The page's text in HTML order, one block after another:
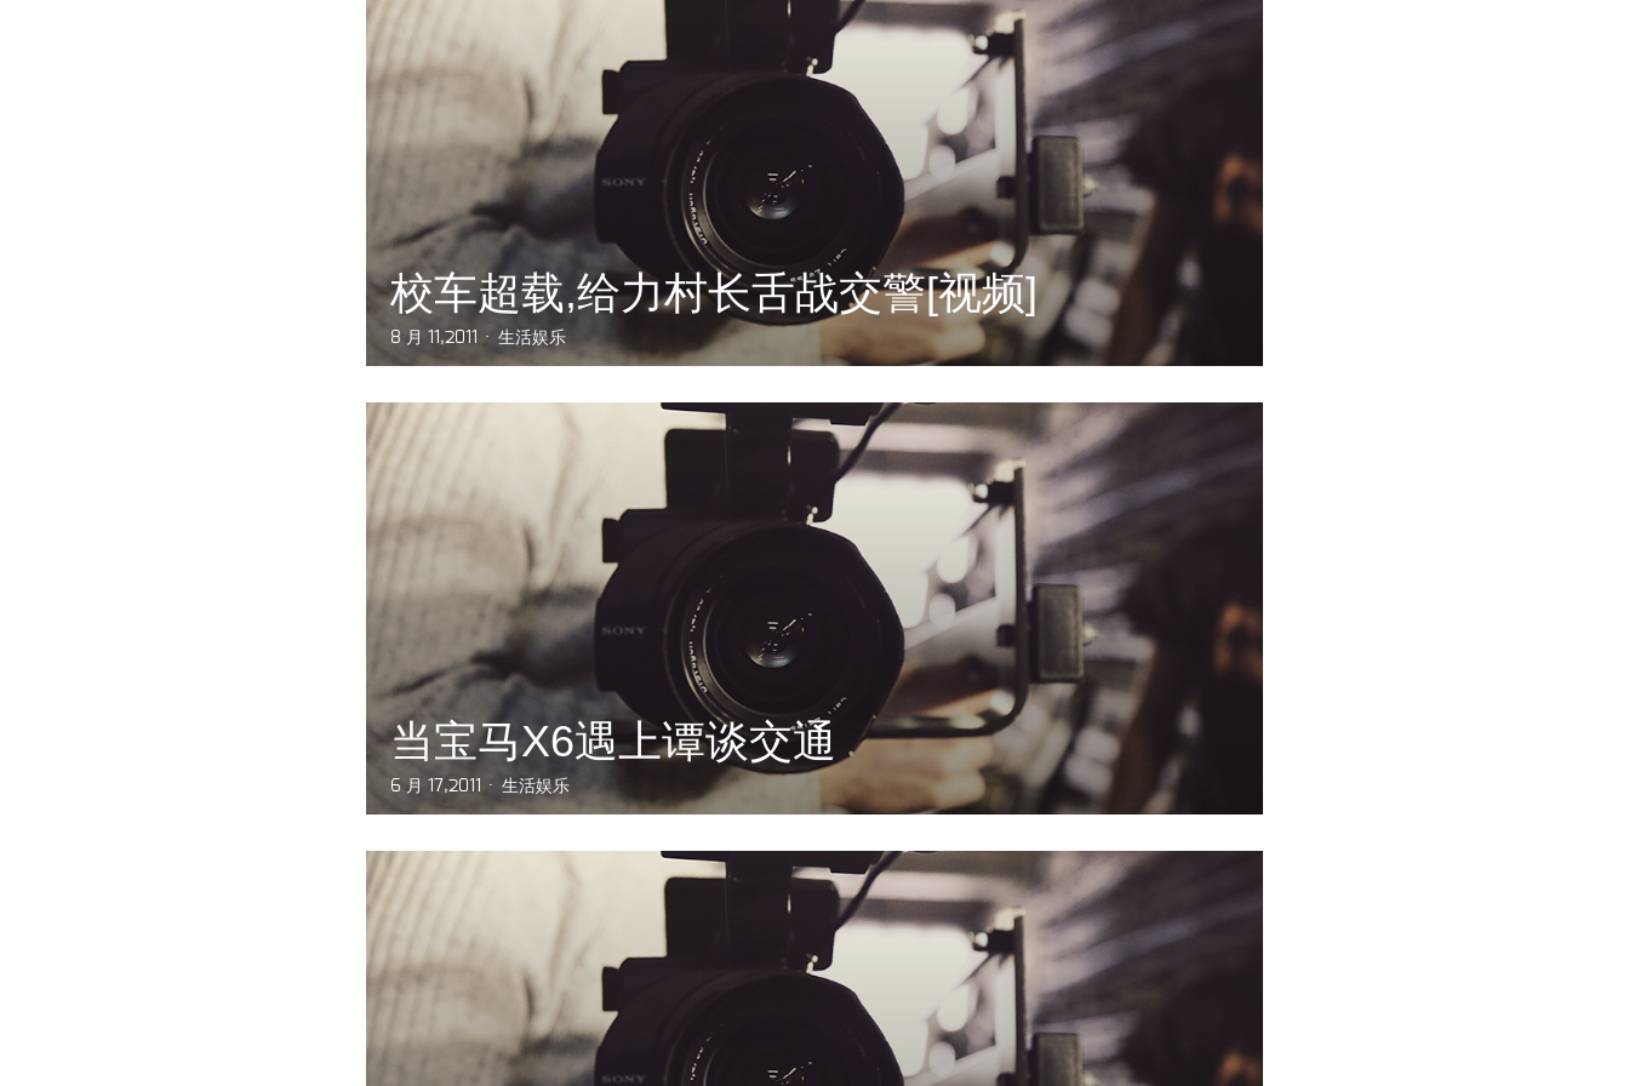
校车超载,给力村长舌战交警[视频]
8 月 11,2011 生活娱乐
当宝马X6遇上谭谈交通
6 月 17,2011 生活娱乐